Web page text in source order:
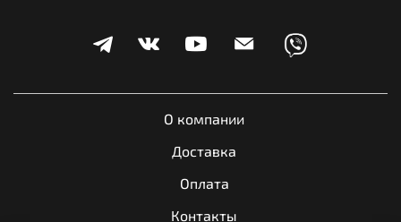
2 тормозных диска, 4-
150/70-17
О компании
Доставка
Оплата
Контакты